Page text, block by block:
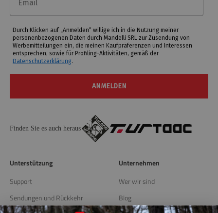
Durch Klicken auf „Anmelden“ willige ich in die Nutzung meiner
personenbezogenen Daten durch Mandelli SRL zur Zusendung von
Werbemitteilungen ein, die meinen Kaufpräferenzen und Interessen
entsprechen, sowie für Profiling-Aktivitäten, gemäß der
Datenschutzerklärung.
ANMELDEN
Finden Sie es auch heraus
Unterstützung
Support
Sendungen und Rückkehr
Unternehmen
Wer wir sind
Blog